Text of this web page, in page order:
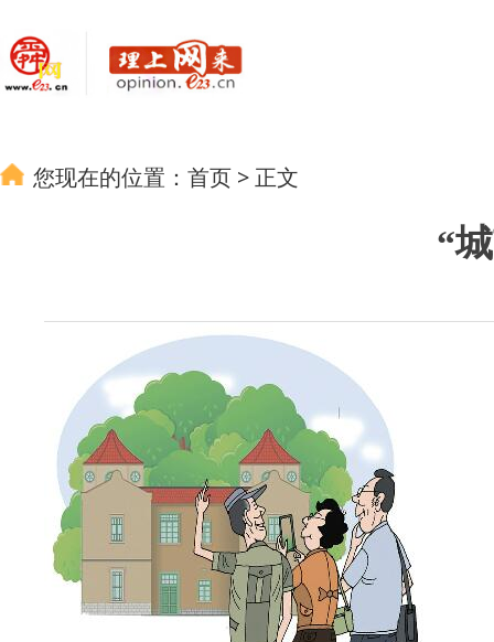
您现在的位置： 首页 > 正文
“